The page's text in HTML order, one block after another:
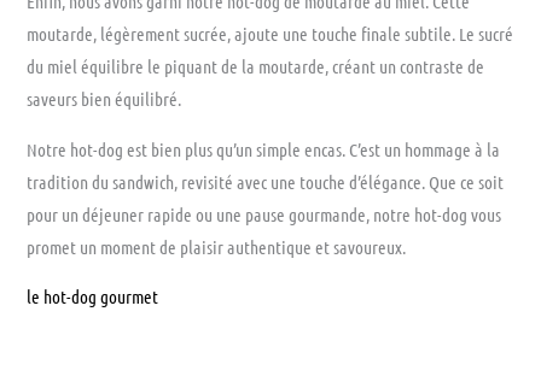
moutarde, légèrement sucrée, ajoute une touche finale subtile. Le sucré
du miel équilibre le piquant de la moutarde, créant un contraste de
saveurs bien équilibré.
Notre hot-dog est bien plus qu’un simple encas. C’est un hommage à la
tradition du sandwich, revisité avec une touche d’élégance. Que ce soit
pour un déjeuner rapide ou une pause gourmande, notre hot-dog vous
promet un moment de plaisir authentique et savoureux.
le hot-dog gourmet